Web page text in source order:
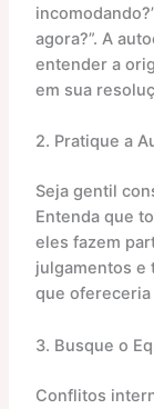
agora?”. A
entender a
em sua
2. Pratique a
Seja gentil
Entenda que
eles fazem
julgamentos e
que ofereceria
3. Busque o
Conflitos